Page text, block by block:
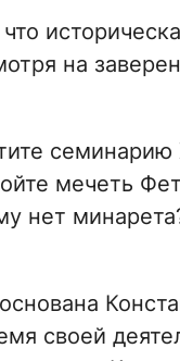
на
семинарию
мечеть
нет
своей